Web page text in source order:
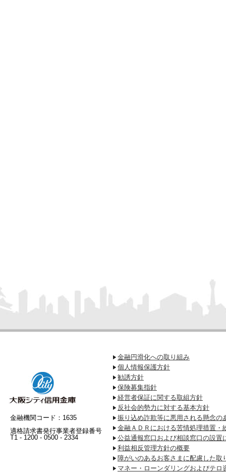
金融機関コード：1635
適格請求書発行事業者登録番号
T1 - 1200 - 0500 - 2334
金融円滑化への取り組み
個人情報保護方針
勧誘方針
保険募集指針
経営者保証に関する取組方針
反社会的勢力に対する基本方針
振り込め詐欺等に悪用される懸念の
金融ＡＤＲにおける苦情処理措置・
公益通報窓口および相談窓口の設置
利益相反管理方針の概要
障がいのあるお客さまに配慮した取
マネー・ローンダリングおよびテロ